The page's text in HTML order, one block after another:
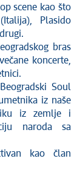
scene kao što
Plasido
bras
koncerte,
Soul
iz naše
iz zemlje i
naroda sa
kao član